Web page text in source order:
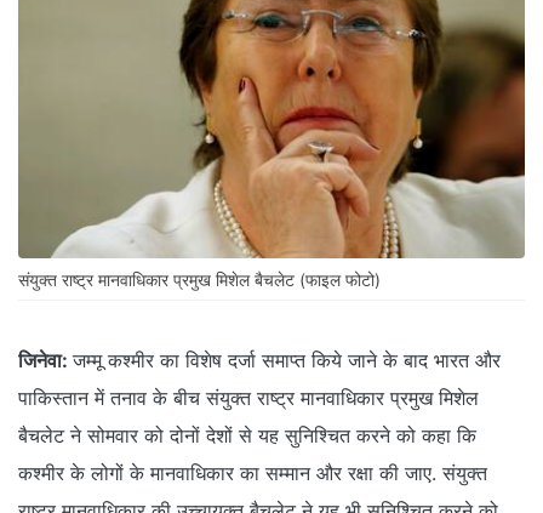
संयुक्त राष्ट्र मानवाधिकार प्रमुख मिशेल बैचलेट (फाइल फोटो)
जिनेवा: जम्मू कश्मीर का विशेष दर्जा समाप्त किये जाने के बाद भारत और
पाकिस्तान में तनाव के बीच संयुक्त राष्ट्र मानवाधिकार प्रमुख मिशेल
बैचलेट ने सोमवार को दोनों देशों से यह सुनिश्चित करने को कहा कि
कश्मीर के लोगों के मानवाधिकार का सम्मान और रक्षा की जाए. संयुक्त